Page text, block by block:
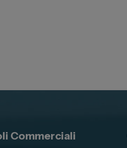
Commerciali